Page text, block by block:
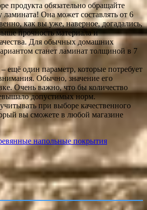
продукта обязательно обращайте
Она может составлять от 6
как вы уже, наверное, догадались,
прочность материала и
Для обычных домашних
станет ламинат толщиной в 7
ещё один параметр, которые потребует
Обычно, значение его
Очень важно, что бы количество
допустимых норм.
при выборе качественного
вы сможете в любой магазине
напольные покрытия